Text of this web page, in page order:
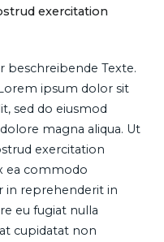
exercitation
beschreibende Texte.
ipsum dolor sit
sed do eiusmod
magna aliqua. Ut
exercitation
ea commodo
in reprehenderit in
eu fugiat nulla
cupidatat non